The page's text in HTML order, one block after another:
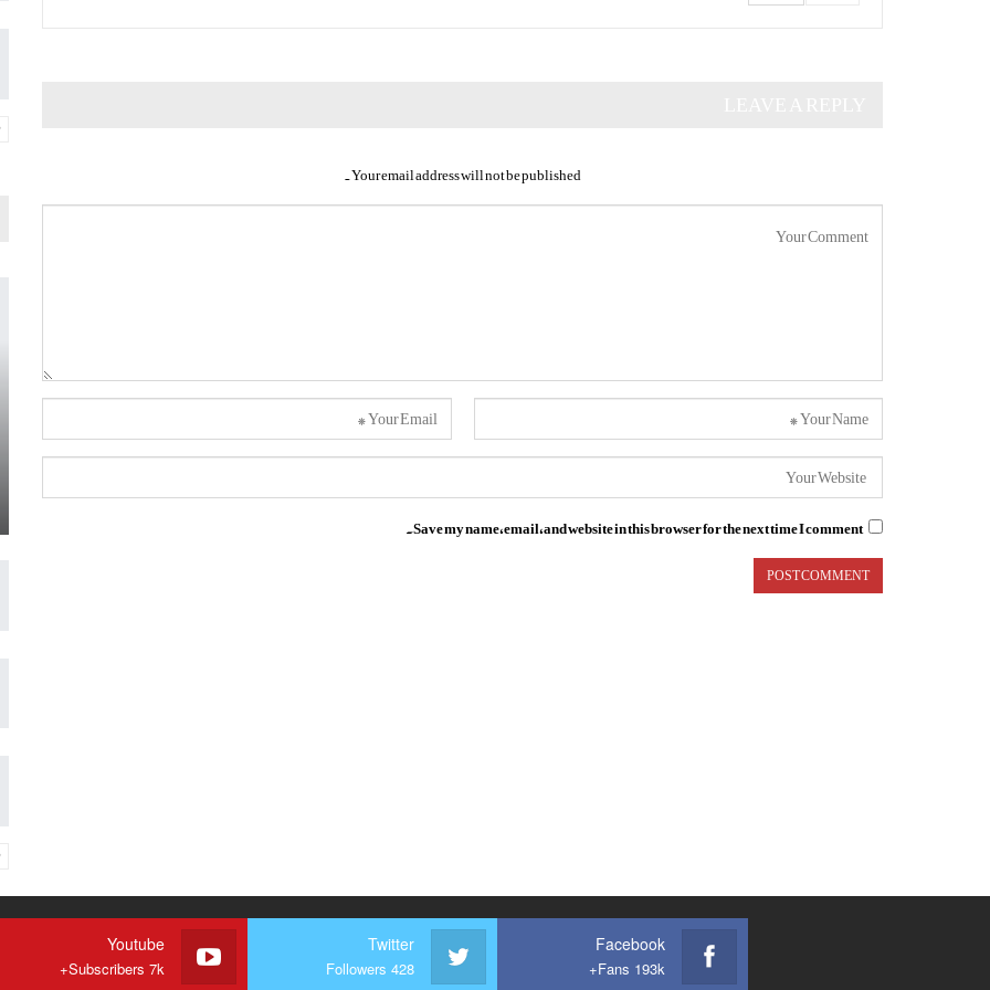
Your email address will not be published.
Save my name, email, and website in this browser for the next time I comment.
Facebook
Fans 193k+
Twitter
Followers 428
Youtube
Subscribers 7k+